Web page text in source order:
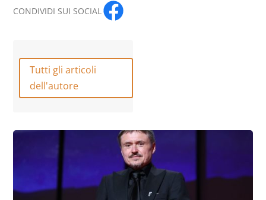
CONDIVIDI SUI SOCIAL
Tutti gli articoli
dell'autore